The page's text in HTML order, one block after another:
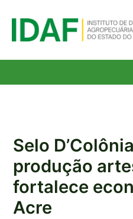
para
Selo
produção
fortalece
Acre